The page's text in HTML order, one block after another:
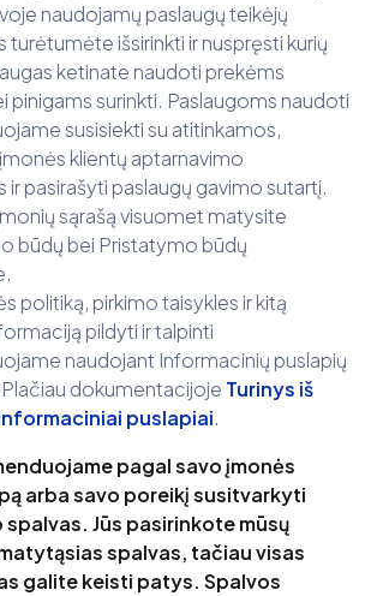
naudojamų paslaugų teikėjų
turėtumėte išsirinkti ir nuspręsti kurių
ketinate naudoti prekėms
pinigams surinkti. Paslaugoms naudoti
susisiekti su atitinkamos,
klientų aptarnavimo
ir pasirašyti paslaugų gavimo sutartį.
sąrašą visuomet matysite
būdų bei Pristatymo būdų
politiką, pirkimo taisykles ir kitą
pildyti ir talpinti
naudojant Informacinių puslapių
dokumentacijoje Turinys iš
puslapiai.
pagal savo įmonės
arba savo poreikį susitvarkyti
Jūs pasirinkote mūsų
spalvas, tačiau visas
galite keisti patys. Spalvos